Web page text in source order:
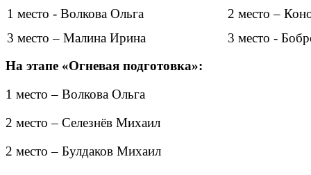
1 место - Волкова Ольга
3 место – Малина Ирина
2 место –
3 место -
На этапе «Огневая подготовка»:
1 место – Волкова Ольга
2 место – Селезнёв Михаил
2 место – Булдаков Михаил